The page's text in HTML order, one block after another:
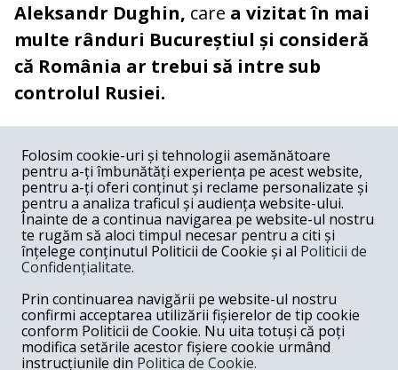
Aleksandr Dughin, care a vizitat în mai
multe rânduri Bucureștiul și consideră
că România ar trebui să intre sub
controlul Rusiei.
COMENTARII
Nume
Email
Folosim cookie-uri și tehnologii asemănătoare
pentru a-ți îmbunătăți experiența pe acest website,
pentru a-ți oferi conținut și reclame personalizate și
pentru a analiza traficul și audiența website-ului.
Înainte de a continua navigarea pe website-ul nostru
te rugăm să aloci timpul necesar pentru a citi și
înțelege conținutul Politicii de Cookie și al Politicii de
Confidențialitate.
Prin continuarea navigării pe website-ul nostru
confirmi acceptarea utilizării fișierelor de tip cookie
conform Politicii de Cookie. Nu uita totuși că poți
modifica setările acestor fișiere cookie urmând
instrucțiunile din Politica de Cookie.